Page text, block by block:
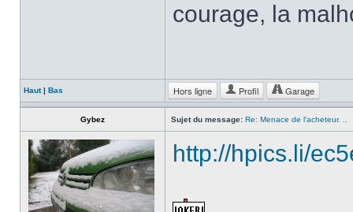
courage, la
Haut| Bas Hors ligne Profil Garage
Gybez Sujet du message: Re: Menace de l'acheteur. ..
http://hpics.li/